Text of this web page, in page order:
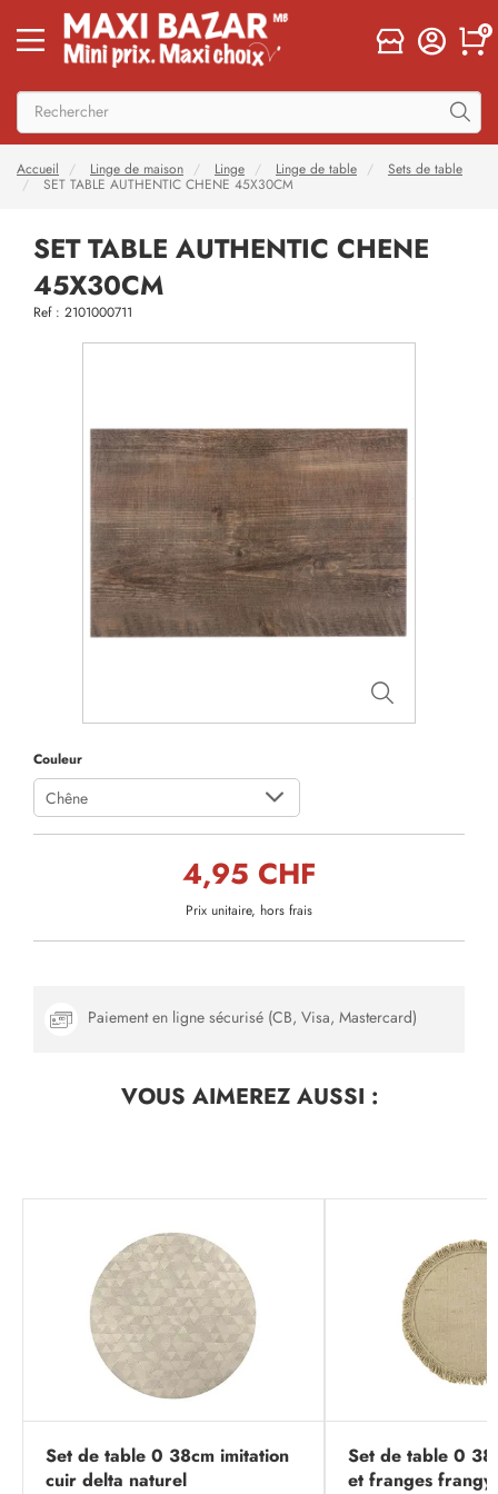
0
Accueil Linge de maison Linge Linge de table
Sets de table
SET TABLE AUTHENTIC CHENE 45X30CM
SET TABLE AUTHENTIC CHENE
45X30CM
Ref : 2101000711
Couleur
Chêne
4,95 CHF
Prix unitaire, hors frais
Paiement en ligne sécurisé (CB, Visa, Mastercard)
VOUS AIMEREZAUSSI :
Set de table 0 38cm imitation
cuir delta naturel
Set de table 0
et franges